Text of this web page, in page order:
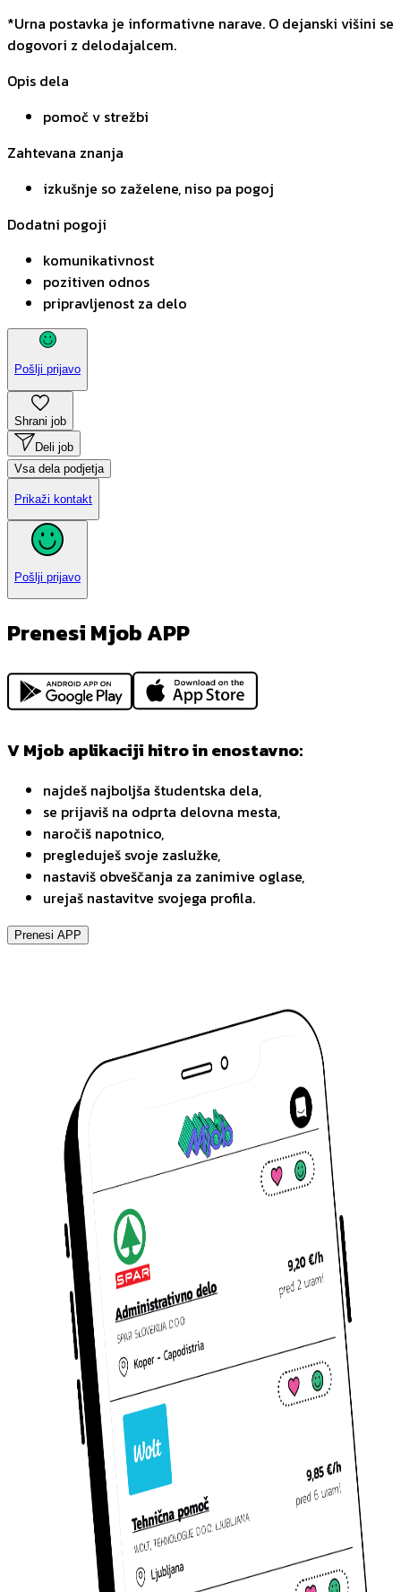
*Urna postavka je informativne narave. O dejanski višini se
dogovori z delodajalcem.
Opis dela
pomoč v strežbi
Zahtevana znanja
izkušnje so zaželene, niso pa pogoj
Dodatni pogoji
komunikativnost
pozitiven odnos
pripravljenost za delo
Pošlji prijavo
Shrani job
Deli job
Vsa dela podjetja
Prikaži kontakt
Pošlji prijavo
Prenesi Mjob APP
V Mjob aplikaciji hitro in enostavno:
najdeš najboljša študentska dela,
se prijaviš na odprta delovna mesta,
naročiš napotnico,
pregleduješ svoje zaslužke,
nastaviš obveščanja za zanimive oglase,
urejaš nastavitve svojega profila.
Prenesi APP